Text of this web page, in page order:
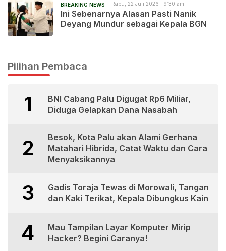
BREAKING NEWS Rabu, 22 Juli 2026 | 9:30 am
Ini Sebenarnya Alasan Pasti Nanik
Deyang Mundur sebagai Kepala BGN
Pilihan Pembaca
1
BNI Cabang Palu Digugat Rp6 Miliar,
Diduga Gelapkan Dana Nasabah
2
Besok, Kota Palu akan Alami Gerhana
Matahari Hibrida, Catat Waktu dan Cara
Menyaksikannya
3
Gadis Toraja Tewas di Morowali, Tangan
dan Kaki Terikat, Kepala Dibungkus Kain
4
Mau Tampilan Layar Komputer Mirip
Hacker? Begini Caranya!